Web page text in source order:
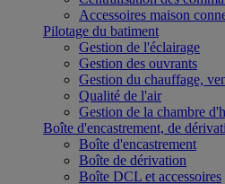
Accessoires maison
Pilotage du batiment
Gestion de l'éclairage
Gestion des ouvrants
Gestion du chauffage,
Qualité de l'air
Gestion de la chambre
Boîte d'encastrement, de
Boîte d'encastrement
Boîte de dérivation
Boîte DCL et accessoires